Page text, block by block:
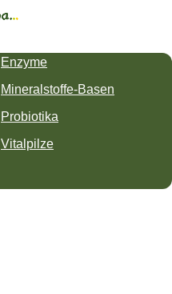
Enzyme
Mineralstoffe-Basen
Probiotika
Vitalpilze